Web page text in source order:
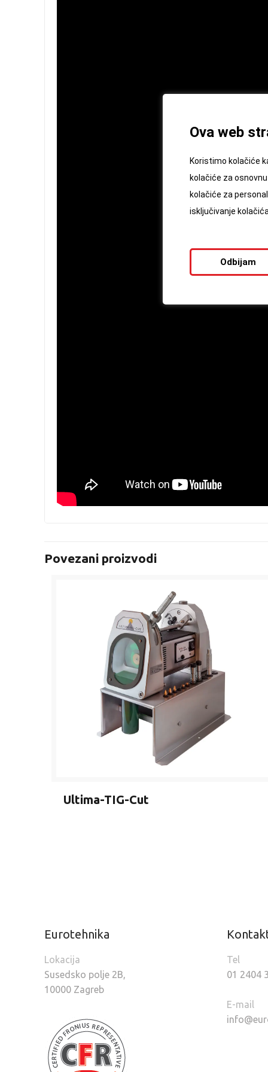
Povezani proizvodi
Ultima-TIG-Cut
Eurotehnika
Lokacija
Susedsko polje 2B,
10000 Zagreb
Tel
01 2404
E-mail
Ova web
Koristimo kolačiće
kolačiće za
kolačiće za
isključivanje
Odbijam